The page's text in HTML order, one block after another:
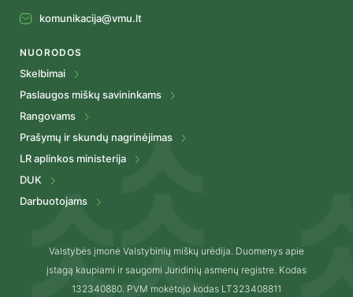
komunikacija@vmu.lt
NUORODOS
Skelbimai
Paslaugos miškų savininkams
Rangovams
Prašymų ir skundų nagrinėjimas
LR aplinkos ministerija
DUK
Darbuotojams
Valstybės įmonė Valstybinių miškų urėdija. Duomenys apie
įstagą kaupiami ir saugomi Juridinių asmenų registre. Kodas
132340880. PVM mokėtojo kodas LT323408811